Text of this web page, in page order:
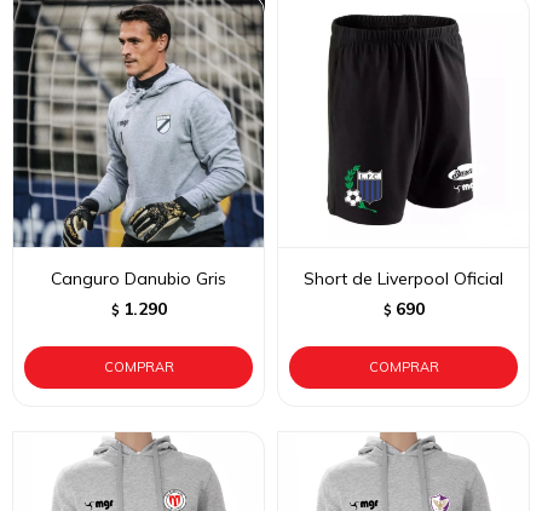
Canguro Danubio Gris
$ 1.290
Short de Liverpool Oficial
$ 690